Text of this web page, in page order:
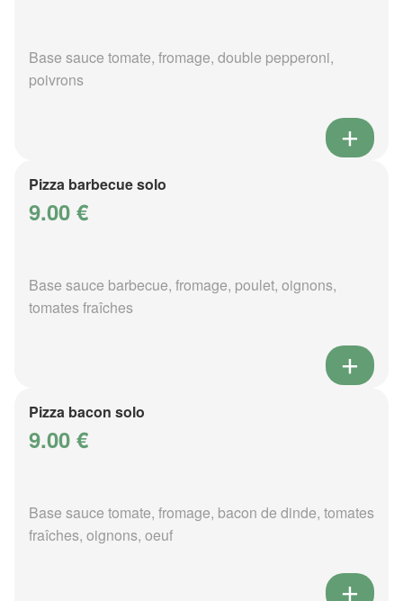
Base sauce tomate, fromage, double pepperoni,
poivrons
Pizza barbecue solo
9.00 €
Base sauce barbecue, fromage, poulet, oignons,
tomates fraîches
Pizza bacon solo
9.00 €
Base sauce tomate, fromage, bacon de dinde, tomates
fraîches, oignons, oeuf